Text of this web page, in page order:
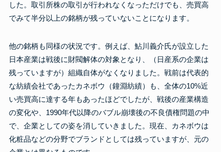
した。取引所株の取引が行われなくなっただけでも、売買高
でみて半分以上の銘柄が残っていないことになります。
他の銘柄も同様の状況です。例えば、鮎川義介氏が設立した
日本産業は戦後に財閥解体の対象となり、（日産系の企業は
残っていますが）組織自体がなくなりました。戦前は代表的
な紡績会社であったカネボウ（鐘淵紡績）も、全体の10%近
い売買高に達する年もあったほどでしたが、戦後の産業構造
の変化や、1990年代以降のバブル崩壊後の不良債権問題の中
で、企業としての姿を消していきました。現在、カネボウは
化粧品などの分野でブランドとしては残っていますが、元の